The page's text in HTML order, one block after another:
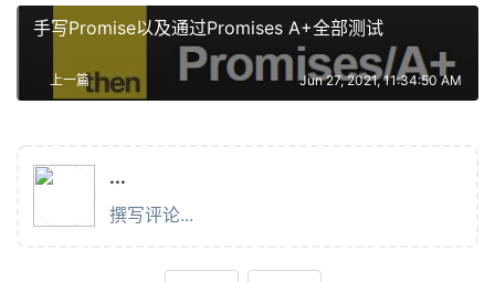
手写Promise以及通过Promises A+全部测试
上一篇 Jun 27, 2021, 11:34:50 AM